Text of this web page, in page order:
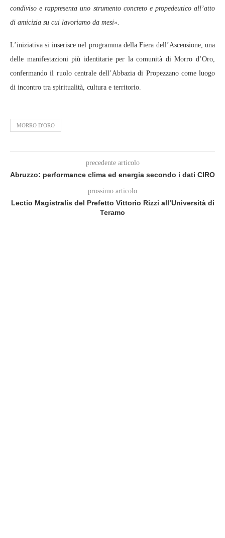
condiviso e rappresenta uno strumento concreto e propedeutico all’atto
di amicizia su cui lavoriamo da mesi».
L’iniziativa si inserisce nel programma della Fiera dell’Ascensione, una
delle manifestazioni più identitarie per la comunità di Morro d’Oro,
confermando il ruolo centrale dell’Abbazia di Propezzano come luogo
di incontro tra spiritualità, cultura e territorio.
MORRO D'ORO
precedente articolo
Abruzzo: performance clima ed energia secondo i dati CIRO
prossimo articolo
Lectio Magistralis del Prefetto Vittorio Rizzi all’Università di
Teramo